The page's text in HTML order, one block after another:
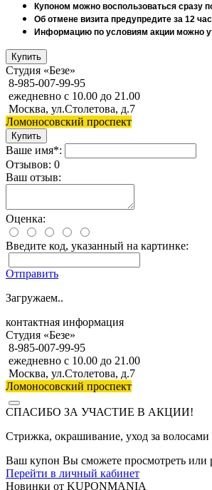
Купоном можно воспользоваться сразу
Об отмене визита предупредите за 12
Информацию по условиям акции можно
Студия «Безе»
8-985-007-99-95
ежедневно с 10.00 до 21.00
Москва, ул.Столетова, д.7
Ломоносовский проспект
Ваше имя*:
Отзывов: 0
Ваш отзыв:
Оценка:
Введите код, указанный на картинке:
Отправить
Загружаем..
контактная информация
Студия «Безе»
8-985-007-99-95
ежедневно с 10.00 до 21.00
Москва, ул.Столетова, д.7
Ломоносовский проспект
СПАСИБО ЗА УЧАСТИЕ В АКЦИИ!
Стрижка, окрашивание, уход за волосами
Ваш купон Вы сможете просмотреть или
Перейти в личный кабинет
Новинки от KUPONMANIA